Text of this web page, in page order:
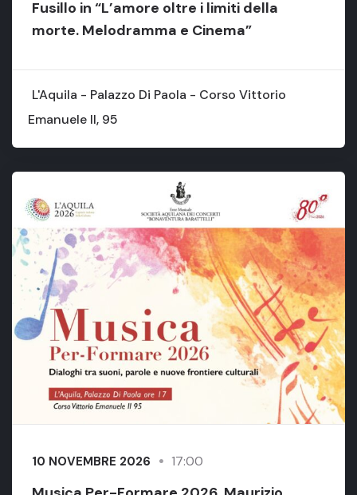
Fusillo in “L’amore oltre i limiti della
morte. Melodramma e Cinema”
L'Aquila - Palazzo Di Paola - Corso Vittorio
Emanuele II, 95
10 NOVEMBRE 2026 17:00